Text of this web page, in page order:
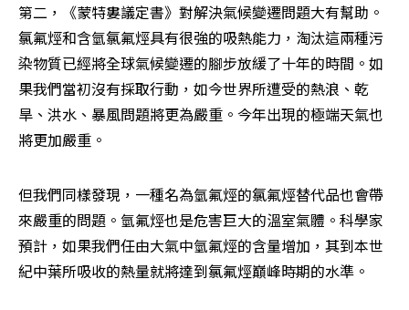
第二，《蒙特婁議定書》對解決氣候變遷問題大有幫助。
氯氟烴和含氫氯氟烴具有很強的吸熱能力，淘汰這兩種污
染物質已經將全球氣候變遷的腳步放緩了十年的時間。如
果我們當初沒有採取行動，如今世界所遭受的熱浪、乾
旱、洪水、暴風問題將更為嚴重。今年出現的極端天氣也
將更加嚴重。
但我們同樣發現，一種名為氫氟烴的氯氟烴替代品也會帶
來嚴重的問題。氫氟烴也是危害巨大的溫室氣體。科學家
預計，如果我們任由大氣中氫氟烴的含量增加，其到本世
紀中葉所吸收的熱量就將達到氯氟烴巔峰時期的水準。